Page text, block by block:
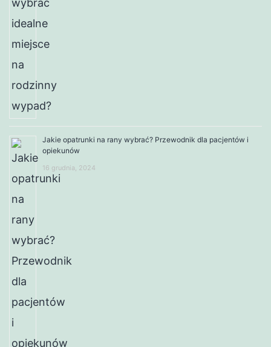
Jakie opatrunki na rany wybrać? Przewodnik dla pacjentów i
opiekunów
16 grudnia, 2024